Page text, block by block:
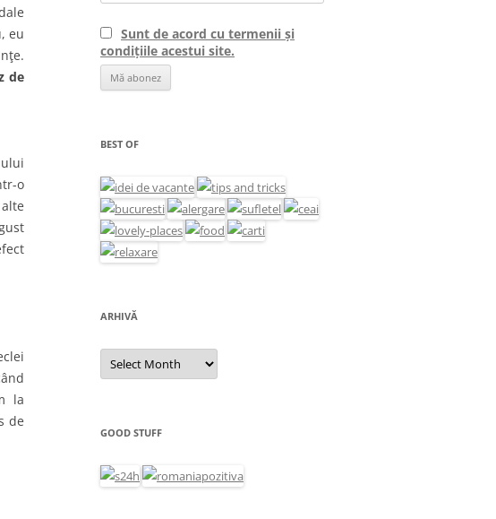
eu
de
o
la
de
Sunt de acord cu termenii și
condițiile acestui site.
BEST OF
ARHIVĂ
Arhivă
GOOD STUFF